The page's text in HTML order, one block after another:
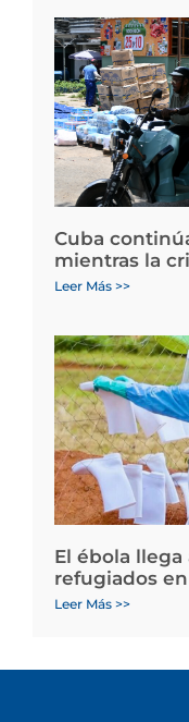
Cuba
mientras la
Leer Más >>
El ébola
refugiados en
Leer Más >>